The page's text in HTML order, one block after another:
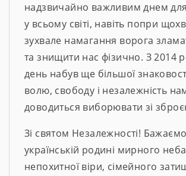
надзвичайно важливим днем для
у всьому світі, навіть попри
зухвале намагання ворога
та знищити нас фізично. З 2014
день набув ще більшої
волю, свободу і незалежність
доводиться виборювати зі
Зі святом Незалежності!
українській родині мирного
непохитної віри, сімейного